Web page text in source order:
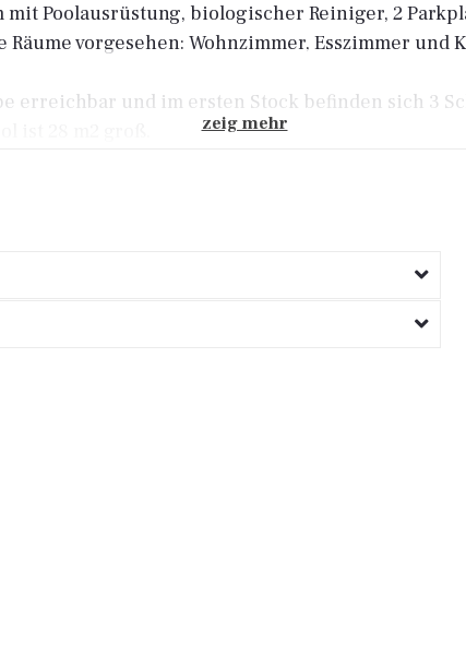
Poolausrüstung, biologischer Reiniger, 2
vorgesehen: Wohnzimmer, Esszimmer und
und im ersten Stock befinden sich 3
zeig mehr